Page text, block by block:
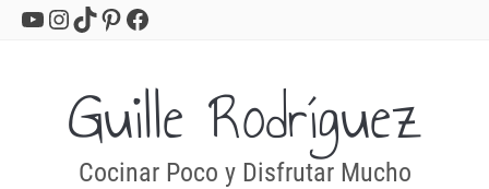
YouTube
Instagram
TikTok
Pinterest
Facebook
Guille Rodríguez
Cocinar Poco y Disfrutar Mucho